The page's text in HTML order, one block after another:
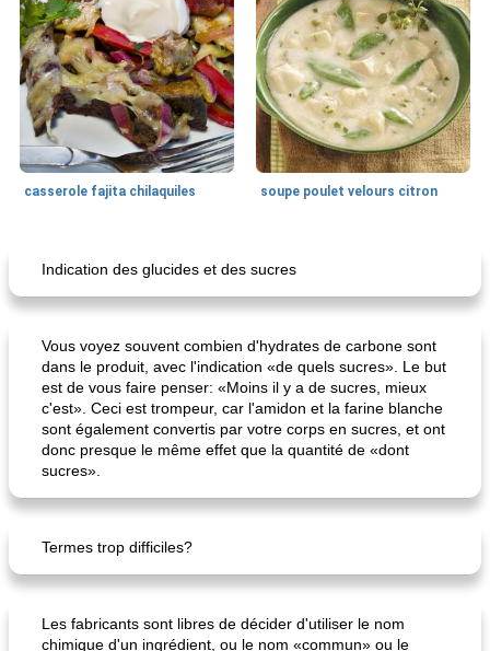
casserole fajita chilaquiles soupe poulet velours citron
Indication des glucides et des sucres
Vous voyez souvent combien d'hydrates de carbone sont
dans le produit, avec l'indication «de quels sucres». Le but
est de vous faire penser: «Moins il y a de sucres, mieux
c'est». Ceci est trompeur, car l'amidon et la farine blanche
sont également convertis par votre corps en sucres, et ont
donc presque le même effet que la quantité de «dont
sucres».
Termes trop difficiles?
Les fabricants sont libres de décider d'utiliser le nom
chimique d'un ingrédient, ou le nom «commun» ou le